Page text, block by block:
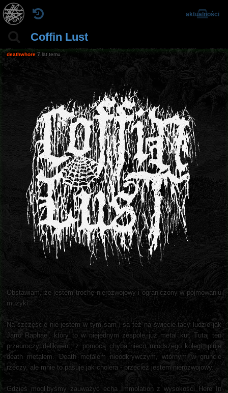
Coffin Lust
aktualności
deathwhore 7 lat temu
Obstawiam, że jestem trochę nierozwojowy i ograniczony w pojmowaniu
muzyki.
Na szczęście nie jestem w tym sam i są też na świecie tacy ludzie jak
Jarro Raphael, który to w niejednym zespole już metal kuł. Tutaj ten
przeuroczy delikwent, z pomocą chyba nieco młodszego kolegi, pluje
death metalem. Death metalem nieodkrywczym, wtórnym w gruncie
rzeczy, ale mnie to pasuje jak cholera - przecież jestem nierozwojowy.
Gdzieś moglibyśmy zauważyć echa Immolation z wysokości Here In